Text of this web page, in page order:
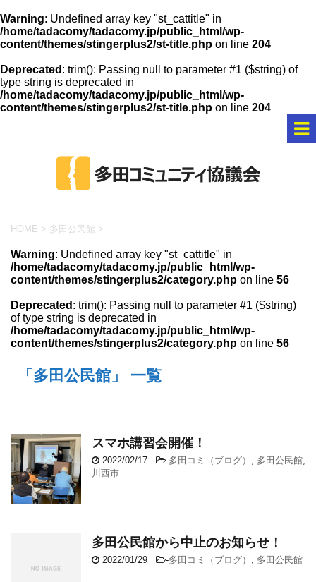
Warning: Undefined array key "st_cattitle" in
/home/tadacomy/tadacomy.jp/public_html/wp-
content/themes/stingerplus2/st-title.php on line 204
Deprecated : trim(): Passing null to parameter #1 ($string) of
type string is deprecated in
/home/tadacomy/tadacomy.jp/public_html/wp-
content/themes/stingerplus2/st-title.php on line 204
HOME > 多田公民館 >
Warning: Undefined array key "st_cattitle" in
/home/tadacomy/tadacomy.jp/public_html/wp-
content/themes/stingerplus2/category.php on line 56
Deprecated : trim(): Passing null to parameter #1 ($string)
of type string is deprecated in
/home/tadacomy/tadacomy.jp/public_html/wp-
content/themes/stingerplus2/category.php on line 56
「多田公民館」 一覧
スマホ講習会開催！
2022/02/17 -多田コミ（ブログ） , 多田公民館,
川西市
多田公民館から中止のお知らせ！
2022/01/29 -多田コミ（ブログ） , 多田公民館